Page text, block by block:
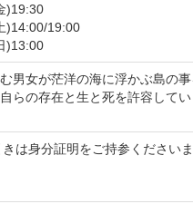
)19:30
)14:00/19:00
)13:00
男女が茫洋の海に浮かぶ島の
らの存在と生と死を許容して
は身分証明をご持参くださいま